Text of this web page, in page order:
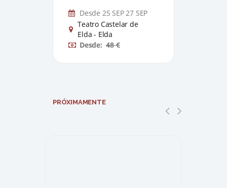
Desde 25 SEP 27 SEP
Teatro Castelar de
Elda - Elda
Desde:48 €
PRÓXIMAMENTE